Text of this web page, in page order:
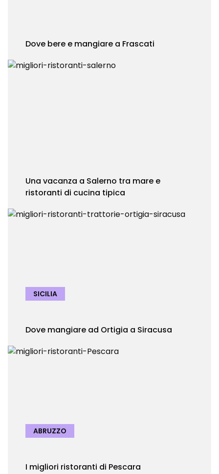
Dove bere e mangiare a Frascati
Una vacanza a Salerno tra mare e
ristoranti di cucina tipica
SICILIA
Dove mangiare ad Ortigia a Siracusa
ABRUZZO
I migliori ristoranti di Pescara